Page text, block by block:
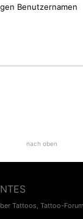
Benutzernamen
nach oben
Tattoos, Tattoo-Forum